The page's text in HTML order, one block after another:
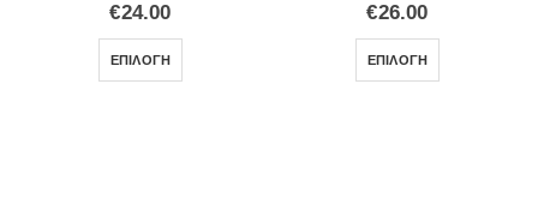
€24.00
ΕΠΙΛΟΓΉ
€26.00
ΕΠΙΛΟΓΉ